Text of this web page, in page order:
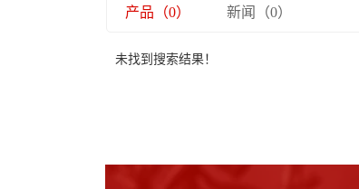
产品（0） 新闻（0）
未找到搜索结果！